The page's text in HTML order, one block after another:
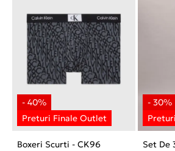
Boxeri Scurti - CK96
Set De